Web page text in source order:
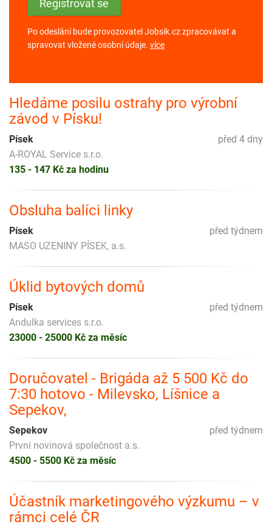
Po odeslání bude provozovatel Jobsik.cz zpracovávat a
spravovat vložené osobní údaje. více
Hledáme posilu ostrahy pro výrobní
závod v Písku!
před 4 dny
Písek
A-ROYAL Service s.r.o.
135 - 147 Kč za hodinu
Obsluha balíci linky
před týdnem
Písek
MASO UZENINY PÍSEK, a.s.
Úklid bytových domů
před týdnem
Písek
Andulka services s.r.o.
23000 - 25000 Kč za měsíc
Doručovatel - Brigáda až 5 500 Kč do
7:30 hotovo - Milevsko, Líšnice a
Sepekov,
před týdnem
Sepekov
První novinová společnost a.s.
4500 - 5500 Kč za měsíc
Účastník marketingového výzkumu – v
rámci celé ČR